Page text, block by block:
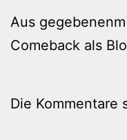
Aus
Comeback als
Die Kommentare